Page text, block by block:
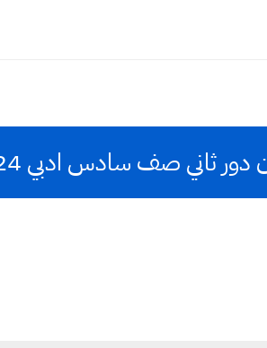
صف سادس ادبي 2024 مادة رياضيات